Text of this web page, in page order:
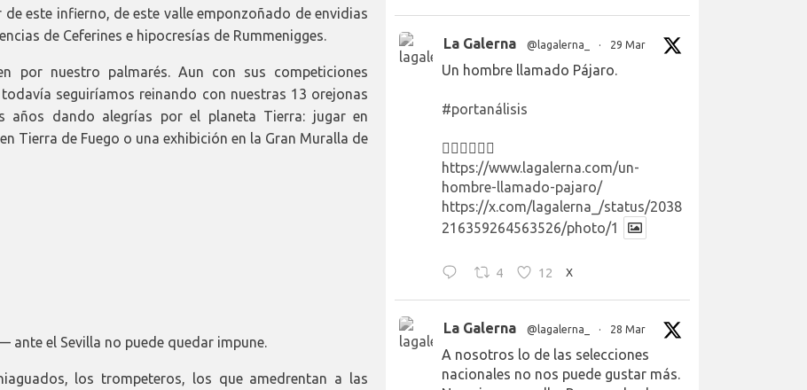
este infierno, de este valle emponzoñado de envidias
de Ceferines e hipocresías de Rummenigges.
por nuestro palmarés. Aun con sus competiciones
seguiríamos reinando con nuestras 13 orejonas
años dando alegrías por el planeta Tierra: jugar en
Tierra de Fuego o una exhibición en la Gran Muralla de
ante el Sevilla no puede quedar impune.
los trompeteros, los que amedrentan a las
La Galerna @lagalerna_ · 29 Mar
Un hombre llamado Pájaro.
#portanálisis
👉🏻👉🏻👉🏻
https://www.lagalerna.com/un-
hombre-llamado-pajaro/
https://x.com/lagalerna_/status/2038
216359264563526/photo/1
4 12 X
La Galerna @lagalerna_ · 28 Mar
A nosotros lo de las selecciones
nacionales no nos puede gustar más.